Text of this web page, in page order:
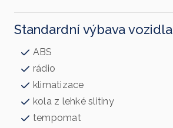
Standardní výbava vozidla
ABS
rádio
klimatizace
kola z lehké slitiny
tempomat